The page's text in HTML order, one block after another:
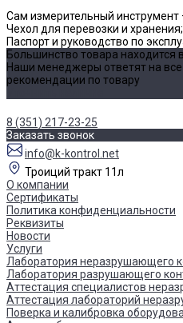
Сам измерительный
Чехол для перевозки и хранения;
Паспорт и руководство по
Большинство товара находится
Наши менеджеры ответят на
рекомендации по товару
8 (351) 217-23-25
Заказать звонок
info@k-kontrol.net
Троиций тракт 11л
О компании
Сертификаты
Политика конфиденциальности
Реквизиты
Новости
Услуги
Лаборатория неразрушающего
Лаборатория разрушающего
Аттестация специалистов
Аттестация лабораторий
Поверка и калибровка